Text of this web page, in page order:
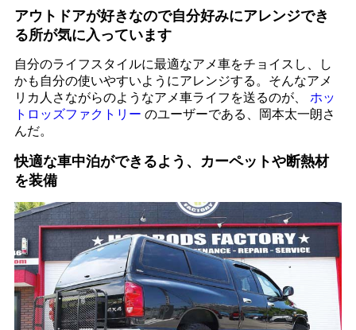
アウトドアが好きなので自分好みにアレンジでき
る所が気に入っています
自分のライフスタイルに最適なアメ車をチョイスし、し
かも自分の使いやすいようにアレンジする。そんなアメ
リカ人さながらのようなアメ車ライフを送るのが、 ホッ
トロッズファクトリー のユーザーである、岡本太一朗さ
んだ。
快適な車中泊ができるよう、カーペットや断熱材
を装備